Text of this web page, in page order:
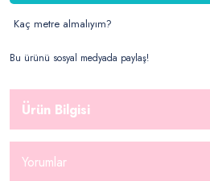
Kaç metre almalıyım?
Bu ürünü sosyal medyada paylaş!
Ürün Bilgisi
Yorumlar